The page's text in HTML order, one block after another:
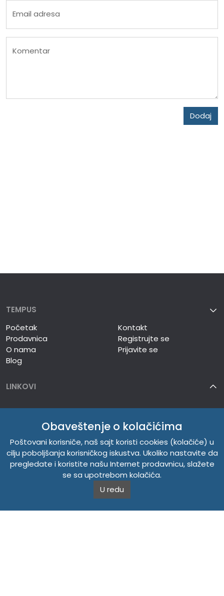
Email adresa
Komentar
Dodaj
TEMPUS
Početak
Prodavnica
O nama
Blog
Kontakt
Registrujte se
Prijavite se
LINKOVI
TEMPUS DOO
INFORMACIJE
O NAMA
Obaveštenje o kolačićima
Poštovani korisniče, naš sajt koristi cookies (kolačiće) u
cilju poboljšanja korisničkog iskustva. Ukoliko nastavite da
pregledate i koristite našu Internet prodavnicu, slažete
se sa upotrebom kolačića.
U redu